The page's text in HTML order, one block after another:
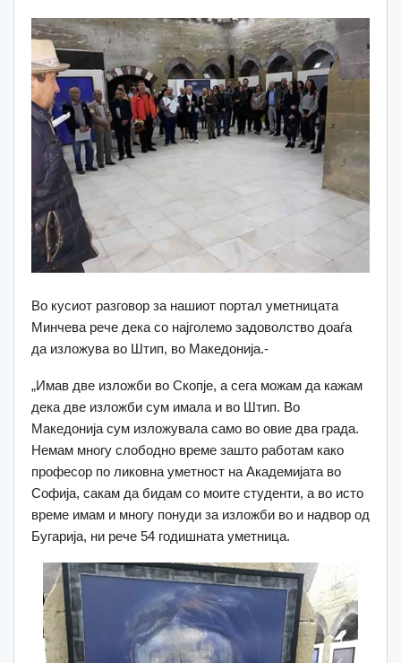
Во кусиот разговор за нашиот портал уметницата
Минчева рече дека со најголемо задоволство доаѓа
да изложува во Штип, во Македонија.-
„Имав две изложби во Скопје, а сега можам да кажам
дека две изложби сум имала и во Штип. Во
Македонија сум изложувала само во овие два града.
Немам многу слободно време зашто работам како
професор по ликовна уметност на Академијата во
Софија, сакам да бидам со моите студенти, а во исто
време имам и многу понуди за изложби во и надвор од
Бугарија, ни рече 54 годишната уметница.